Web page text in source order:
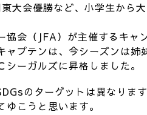
大会優勝など、小学生から
協会（JFA）が主催するキャ
ャプテンは、今シーズンは姉
シーガルズに昇格しました。
のターゲットは異なりま
こうと思います。